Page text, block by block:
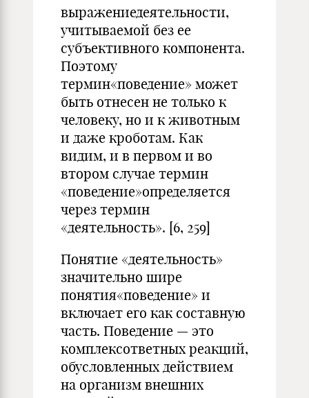
выражениедеятельности,
учитываемой без ее
субъективного компонента.
Поэтому
термин«поведение» может
быть отнесен не только к
человеку, но и к животным
и даже кроботам. Как
видим, и в первом и во
втором случае термин
«поведение»определяется
через термин
«деятельность». [6, 259]
Понятие «деятельность»
значительно шире
понятия«поведение» и
включает его как составную
часть. Поведение — это
комплексответных реакций,
обусловленных действием
на организм внешних